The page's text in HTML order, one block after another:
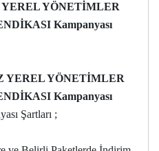
YÖNETİMLER
Kampanyası
YEREL YÖNETİMLER
Kampanyası
Şartları ;